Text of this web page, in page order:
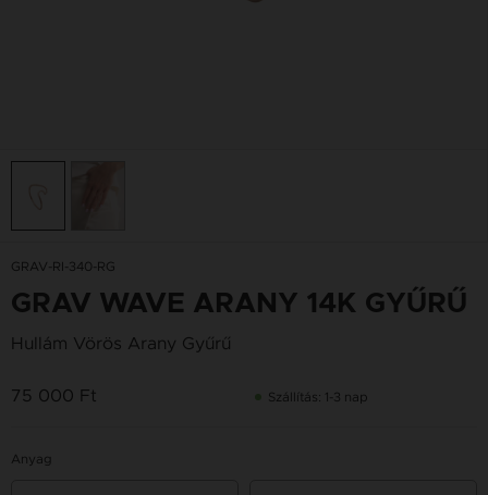
GRAV-RI-340-RG
GRAV WAVE ARANY 14K GYŰRŰ
Hullám Vörös Arany Gyűrű
75 000 Ft Szállítás: 1-3 nap
Anyag